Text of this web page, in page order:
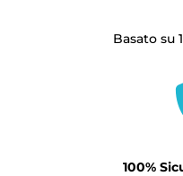
Basato su
100%